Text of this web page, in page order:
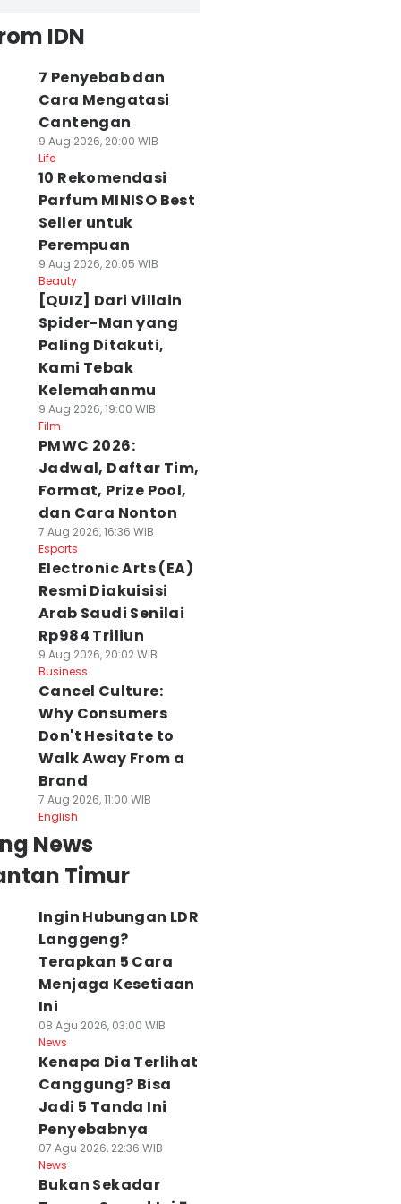
Z Wajib Tahu!
Kebiasaan Ini
Bikin Kamu
Berkualitas
Bikin Geger! Ibu
Ditemukan Tewas
Terikat, Uang dan
Emas Hilang
08 Agu 2026, 18:04 WIB
IDN
7 Penyebab dan
Cara Mengatasi
Cantengan
9 Aug 2026, 20:00 WIB
Life
10 Rekomendasi
Parfum MINISO Best
Seller untuk
Perempuan
9 Aug 2026, 20:05 WIB
Beauty
[QUIZ] Dari Villain
Spider-Man yang
Paling Ditakuti,
Kami Tebak
Kelemahanmu
9 Aug 2026, 19:00 WIB
Film
PMWC 2026:
Jadwal, Daftar Tim,
Format, Prize Pool,
dan Cara Nonton
7 Aug 2026, 16:36 WIB
Esports
Electronic Arts (EA)
Resmi Diakuisisi
Arab Saudi Senilai
Rp984 Triliun
9 Aug 2026, 20:02 WIB
Business
Cancel Culture:
Why Consumers
Don't Hesitate to
Walk Away From a
Brand
7 Aug 2026, 11:00 WIB
English
News
Timur
Ingin Hubungan LDR
Langgeng?
Terapkan 5 Cara
Menjaga Kesetiaan
Ini
08 Agu 2026, 03:00 WIB
News
Kenapa Dia Terlihat
Canggung? Bisa
Jadi 5 Tanda Ini
Penyebabnya
07 Agu 2026, 22:36 WIB
News
Bukan Sekadar